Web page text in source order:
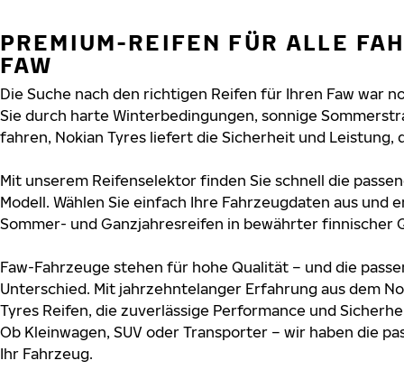
PREMIUM-REIFEN FÜR ALLE
FAW
Die Suche nach den richtigen Reifen für Ihren Faw war
Sie durch harte Winterbedingungen, sonnige
fahren, Nokian Tyres liefert die Sicherheit und Leistung,
Mit unserem Reifenselektor finden Sie schnell die
Modell. Wählen Sie einfach Ihre Fahrzeugdaten aus und
Sommer- und Ganzjahresreifen in bewährter finnischer
Faw-Fahrzeuge stehen für hohe Qualität – und die
Unterschied. Mit jahrzehntelanger Erfahrung aus dem
Tyres Reifen, die zuverlässige Performance und
Ob Kleinwagen, SUV oder Transporter – wir haben die
Ihr Fahrzeug.